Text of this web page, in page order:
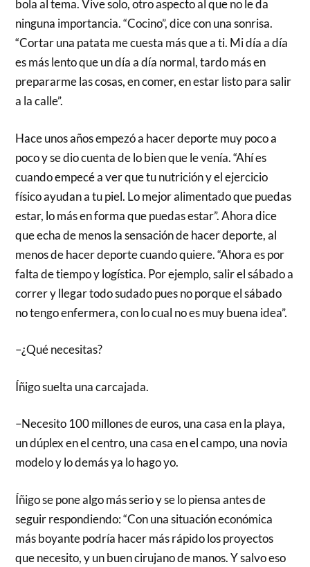
bola al tema. Vive solo, otro aspecto al que no le da
ninguna importancia. “Cocino”, dice con una sonrisa.
“Cortar una patata me cuesta más que a ti. Mi día a día
es más lento que un día a día normal, tardo más en
prepararme las cosas, en comer, en estar listo para salir
a la calle”.
Hace unos años empezó a hacer deporte muy poco a
poco y se dio cuenta de lo bien que le venía. “Ahí es
cuando empecé a ver que tu nutrición y el ejercicio
físico ayudan a tu piel. Lo mejor alimentado que puedas
estar, lo más en forma que puedas estar”. Ahora dice
que echa de menos la sensación de hacer deporte, al
menos de hacer deporte cuando quiere. “Ahora es por
falta de tiempo y logística. Por ejemplo, salir el sábado a
correr y llegar todo sudado pues no porque el sábado
no tengo enfermera, con lo cual no es muy buena idea”.
–¿Qué necesitas?
Íñigo suelta una carcajada.
–Necesito 100 millones de euros, una casa en la playa,
un dúplex en el centro, una casa en el campo, una novia
modelo y lo demás ya lo hago yo.
Íñigo se pone algo más serio y se lo piensa antes de
seguir respondiendo: “Con una situación económica
más boyante podría hacer más rápido los proyectos
que necesito, y un buen cirujano de manos. Y salvo eso